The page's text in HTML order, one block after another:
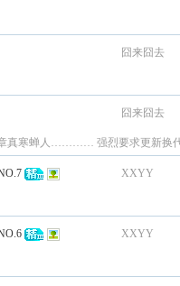
囧来囧去
囧来囧去
寒蝉人………… 强烈要求更新换代
XXYY
XXYY